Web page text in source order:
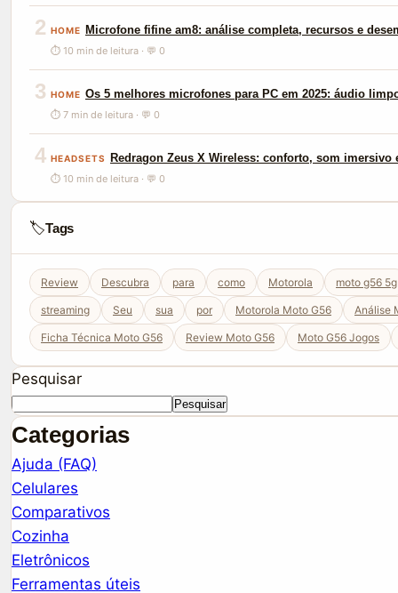
2 HOME Microfone fifine am8: análise completa, recursos e
⏱ 10 min de leitura · 💬 0
3 HOME Os 5 melhores microfones para PC em 2025: áudio
⏱ 7 min de leitura · 💬 0
4 HEADSETS Redragon Zeus X Wireless: conforto, som
⏱ 10 min de leitura · 💬 0
🏷️Tags
Review Descubra para como Motorola moto g56 5g
streaming Seu sua por Motorola Moto G56 Análise
Ficha Técnica Moto G56 Review Moto G56 Moto G56 Jogos
Pesquisar
Pesquisar
Categorias
Ajuda (FAQ)
Celulares
Comparativos
Cozinha
Eletrônicos
Ferramentas úteis